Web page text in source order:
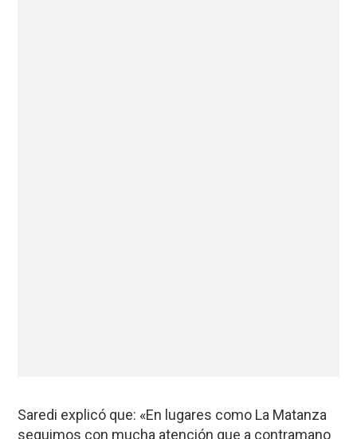
Saredi explicó que: «En lugares como La Matanza
seguimos con mucha atención que a contramano